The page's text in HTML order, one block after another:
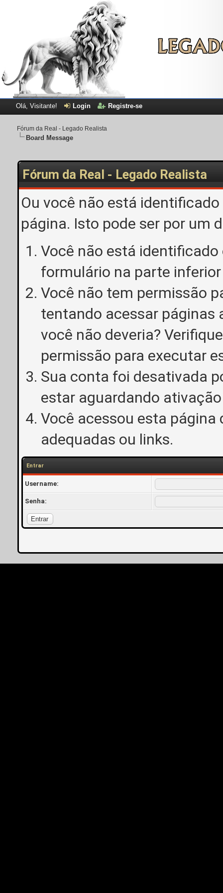
Olá, Visitante! Login Registre-se
Fórum da Real - Legado Realista
Board Message
Fórum da Real - Legado Realista
Ou você não está
página. Isto pode ser por um
Você não está
formulário na parte
Você não tem permissão
tentando acessar páginas
você não deveria?
permissão para executar
Sua conta foi desativada
estar aguardando
Você acessou esta
adequadas ou links.
Entrar
Username:
Senha: